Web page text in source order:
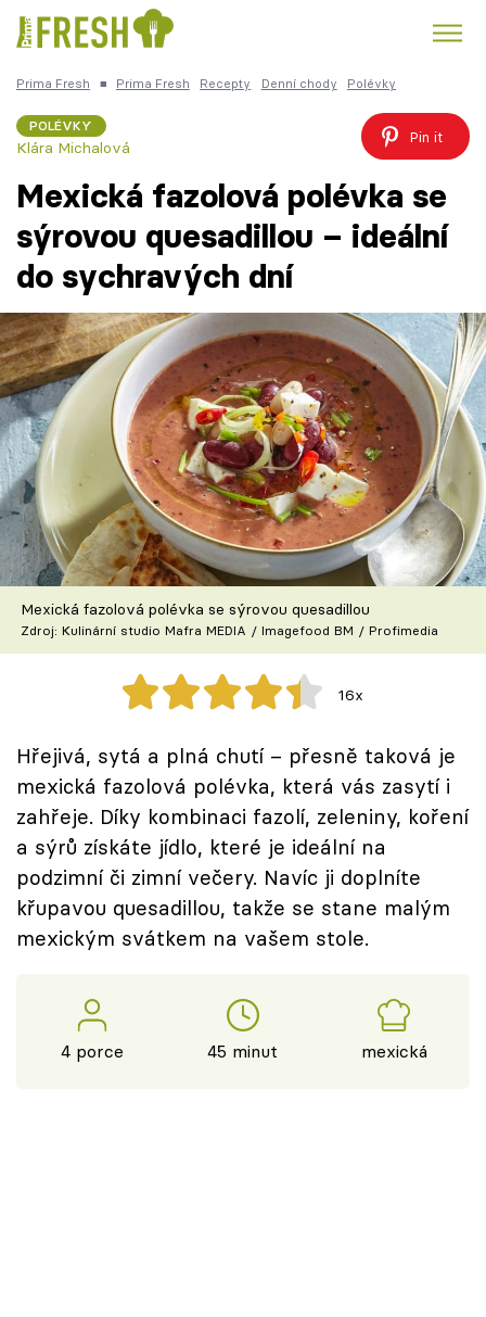
Česká kuchyně
Témata
Recepty
Články
TV Program
Škola vaření
Recepty z TV
Speciál: Cuketa
Těhotnej kuchař
Přihlášení
Sledujte nás
Prima Fresh ■ Prima Fresh Recepty Denní chody Polévky
POLÉVKY
Klára Michalová
Pin it
Mexická fazolová polévka se
sýrovou quesadillou – ideální
do sychravých dní
Mexická fazolová polévka se sýrovou quesadillou
Zdroj: Kulinární studio Mafra MEDIA / Imagefood BM / Profimedia
16x
Hřejivá, sytá a plná chutí – přesně taková je
mexická fazolová polévka, která vás zasytí i
zahřeje. Díky kombinaci fazolí, zeleniny, koření
a sýrů získáte jídlo, které je ideální na
podzimní či zimní večery. Navíc ji doplníte
křupavou quesadillou, takže se stane malým
mexickým svátkem na vašem stole.
4 porce 45 minut mexická